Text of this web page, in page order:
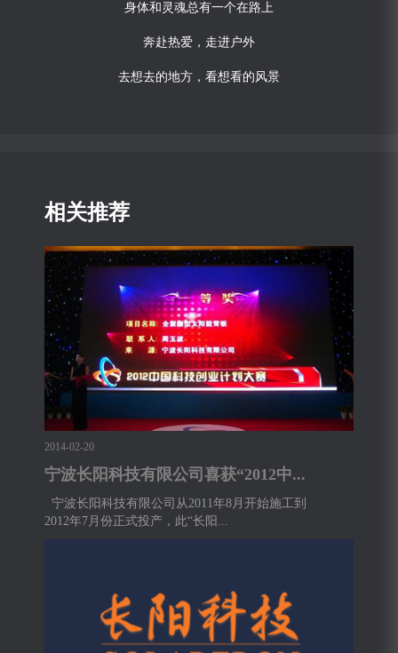
身体和灵魂总有一个在路上
奔赴热爱，走进户外
去想去的地方，看想看的风景
相关推荐
2014-02-20
宁波长阳科技有限公司喜获“2012中...
宁波长阳科技有限公司从2011年8月开始施工到
2012年7月份正式投产，此“长阳...